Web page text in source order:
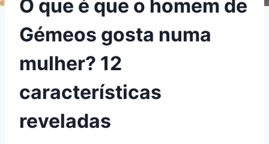
O que é que o homem de
Gémeos gosta numa
mulher? 12
características
reveladas